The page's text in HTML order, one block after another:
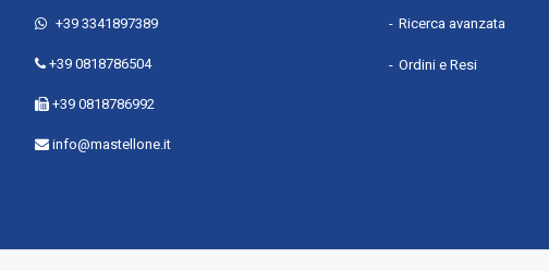
+39 3341897389
+39 0818786504
+39 0818786992
info@mastellone.it
Ricerca avanzata
Ordini e Resi